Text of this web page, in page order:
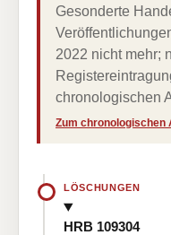
Gesonderte
2022 nicht mehr;
chronologischen
Zum chronologischen
LÖSCHUNGEN
HRB 109304